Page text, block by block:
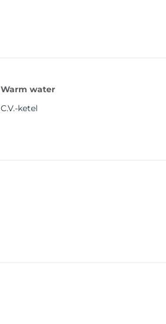
Warm water
C.V.-ketel